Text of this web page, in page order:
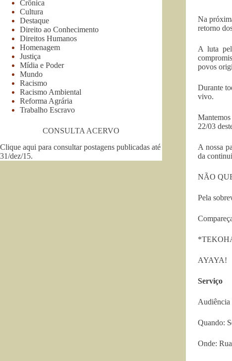
Na
retorno
A luta
povos
Durante
vivo.
22/03
A nossa
da
NÃO
Pela
AYAYA!
Serviço
Audiência
Quando:
Onde:
Crônica
Cultura
Destaque
Direito ao Conhecimento
Direitos Humanos
Homenagem
Justiça
Mídia e Poder
Mundo
Racismo
Racismo Ambiental
Reforma Agrária
Trabalho Escravo
CONSULTA ACERVO
Clique aqui para consultar postagens publicadas até
31/dez/15.